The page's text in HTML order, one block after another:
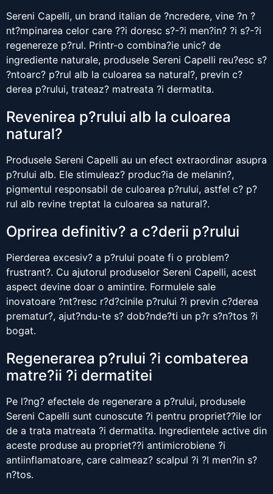
Sereni Capelli, un brand italian de ?ncredere, vine ?n ?
nt?mpinarea celor care ??i doresc s?-?i men?in? ?i s?-?i
regenereze p?rul. Printr-o combina?ie unic? de
ingrediente naturale, produsele Sereni Capelli reu?esc s?
?ntoarc? p?rul alb la culoarea sa natural?, previn c?
derea p?rului, trateaz? matreata ?i dermatita.
Revenirea p?rului alb la culoarea
natural?
Produsele Sereni Capelli au un efect extraordinar asupra
p?rului alb. Ele stimuleaz? produc?ia de melanin?,
pigmentul responsabil de culoarea p?rului, astfel c? p?
rul alb revine treptat la culoarea sa natural?.
Oprirea definitiv? a c?derii p?rului
Pierderea excesiv? a p?rului poate fi o problem?
frustrant?. Cu ajutorul produselor Sereni Capelli, acest
aspect devine doar o amintire. Formulele sale
inovatoare ?nt?resc r?d?cinile p?rului ?i previn c?derea
prematur?, ajut?ndu-te s? dob?nde?ti un p?r s?n?tos ?i
bogat.
Regenerarea p?rului ?i combaterea
matre?ii ?i dermatitei
Pe l?ng? efectele de regenerare a p?rului, produsele
Sereni Capelli sunt cunoscute ?i pentru propriet??ile lor
de a trata matreata ?i dermatita. Ingredientele active din
aceste produse au propriet??i antimicrobiene ?i
antiinflamatoare, care calmeaz? scalpul ?i ?l men?in s?
n?tos.